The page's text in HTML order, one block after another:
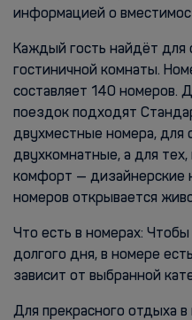
информацией о
Каждый гость найдёт для
гостиничной комнаты.
составляет 140 номеров.
поездок подходят
двухместные номера, для
двухкомнатные, а для
комфорт — дизайнерские
номеров открывается
Что есть в номерах:
долгого дня, в номере
зависит от выбранной
Для прекрасного отдыха